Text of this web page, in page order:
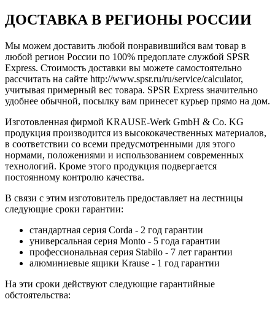
ДОСТАВКА В РЕГИОНЫ РОССИИ
Мы можем доставить любой понравившийся вам товар в
любой регион России по 100% предоплате службой SPSR
Express. Стоимость доставки вы можете самостоятельно
рассчитать на сайте http://www.spsr.ru/ru/service/calculator,
учитывая примерный вес товара. SPSR Express значительно
удобнее обычной, посылку вам принесет курьер прямо на дом.
Изготовленная фирмой KRAUSE-Werk GmbH & Со. KG
продукция производится из высококачественных материалов,
в соответствии со всеми предусмотренными для этого
нормами, положениями и использованием современных
технологий. Кроме этого продукция подвергается
постоянному контролю качества.
В связи с этим изготовитель предоставляет на лестницы
следующие сроки гарантии:
стандартная серия Corda - 2 год гарантии
универсальная серия Monto - 5 года гарантии
профессиональная серия Stabilo - 7 лет гарантии
алюминиевые ящики Krause - 1 год гарантии
На эти сроки действуют следующие гарантийные
обстоятельства: